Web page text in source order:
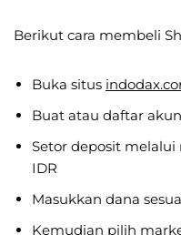
Berikut cara membeli
Buka situs
Buat atau daftar akun
Setor deposit
IDR
Masukkan dana
Kemudian pilih